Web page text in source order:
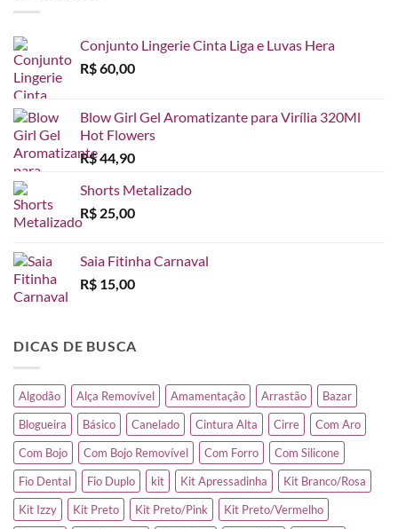
Conjunto Lingerie Cinta Liga e Luvas Hera
R$60,00
Blow Girl Gel Aromatizante para Virília 320Ml
Hot Flowers
R$44,90
Shorts Metalizado
R$ 25,00
Saia Fitinha Carnaval
R$ 15,00
DICAS DE BUSCA
Algodão Alça Removível Amamentação Arrastão
Bazar
Blogueira
Básico Canelado Cintura Alta Cirre
Com Aro
Com Bojo
Com Bojo Removível Com Forro
Com Silicone
Fio Dental
Fio Duplo kit Kit Apressadinha
Kit Branco/Rosa
Kit Izzy
Kit Preto Kit Preto/Pink
Kit Preto/Vermelho